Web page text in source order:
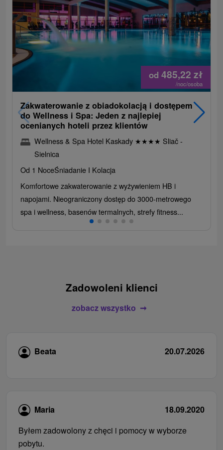
od 485,22 zł
/noc/osoba
Zakwaterowanie z obiadokolacją i dostępem
do Wellness i Spa: Jeden z najlepiej
ocenianych hoteli przez klientów
Wellness & Spa Hotel Kaskady ★★★★ Sliač -
Sielnica
Od 1 NoceŚniadanie I Kolacja
Komfortowe zakwaterowanie z wyżywieniem HB i
napojami. Nieograniczony dostęp do 3000-metrowego
spa i wellness, basenów termalnych, strefy fitness...
Zadowoleni klienci
zobacz wszystko
Beata 20.07.2026
Maria
18.09.2020
Byłem zadowolony z chęci i pomocy w wyborze
pobytu.